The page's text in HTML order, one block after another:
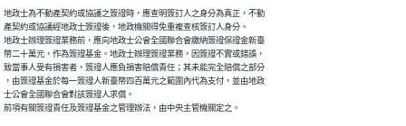
地政士為不動產契約或協議之簽證時，應查明簽訂人之身分為真正，不動
產契約或協議經地政士簽證後，地政機關得免重複查核簽訂人身分。
地政士辦理簽證業務前，應向地政士公會全國聯合會繳納簽證保證金新臺
幣二十萬元，作為簽證基金。地政士辦理簽證業務，因簽證不實或錯誤，
致當事人受有損害者，簽證人應負損害賠償責任；其未能完全賠償之部分
，由簽證基金於每一簽證人新臺幣四百萬元之範圍內代為支付，並由地政
士公會全國聯合會對該簽證人求償。
前項有關簽證責任及簽證基金之管理辦法，由中央主管機關定之。